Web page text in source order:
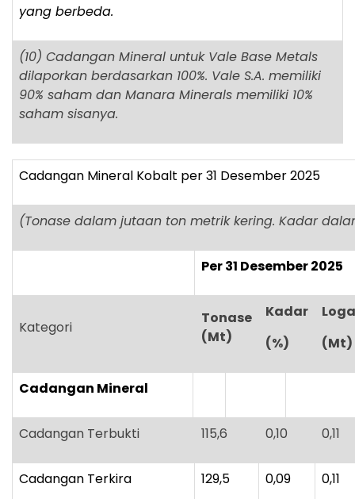
yang berbeda.
(10) Cadangan Mineral untuk Vale Base Metals
dilaporkan berdasarkan 100%. Vale S.A. memiliki
90% saham dan Manara Minerals memiliki 10%
saham sisanya.
Cadangan Mineral Kobalt per 31 Desember 2025
(Tonase dalam jutaan ton metrik kering. Kadar
Per 31 Desember 2025
Kategori
Tonase
(Mt)
Kadar
(%)
(Mt)
Cadangan Mineral
Cadangan Terbukti 115,6 0,10 0,11
Cadangan Terkira 129,5 0,09 0,11